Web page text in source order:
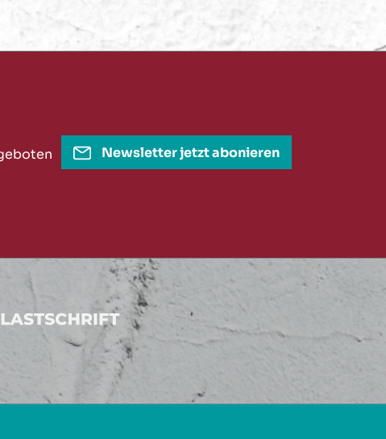
Newsletter jetzt abonieren